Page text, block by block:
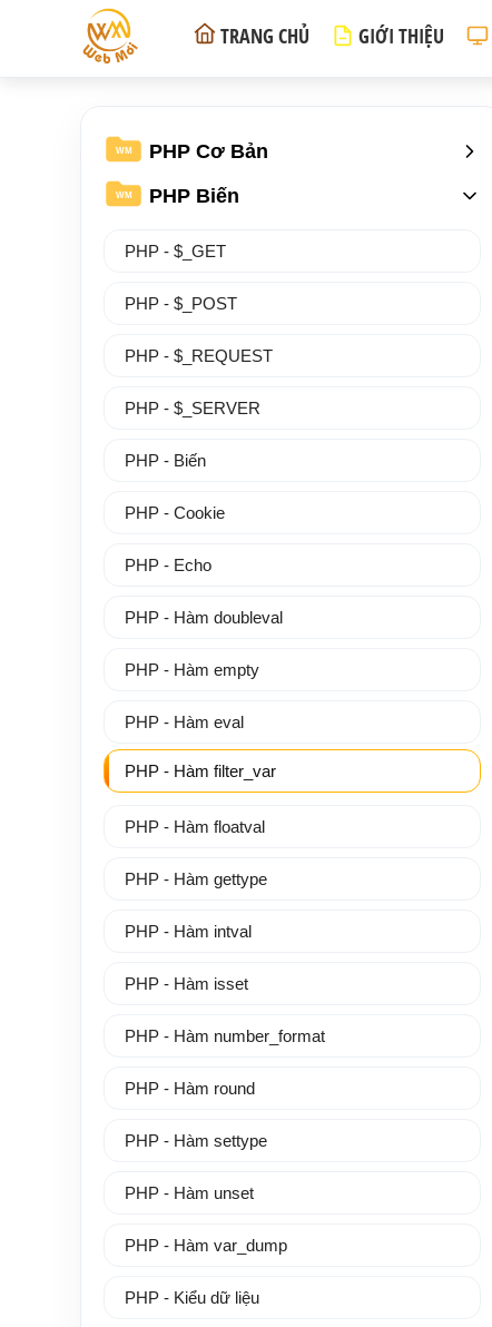
TRANG CHỦ GIỚI THIỆU
WM PHP Cơ Bản
WM PHP Biến
PHP - $_GET
PHP - $_POST
PHP - $_REQUEST
PHP - $_SERVER
PHP - Biến
PHP - Cookie
PHP - Echo
PHP - Hàm doubleval
PHP - Hàm empty
PHP - Hàm eval
PHP - Hàm filter_var
PHP - Hàm floatval
PHP - Hàm gettype
PHP - Hàm intval
PHP - Hàm isset
PHP - Hàm number_format
PHP - Hàm round
PHP - Hàm settype
PHP - Hàm unset
PHP - Hàm var_dump
PHP - Kiểu dữ liệu